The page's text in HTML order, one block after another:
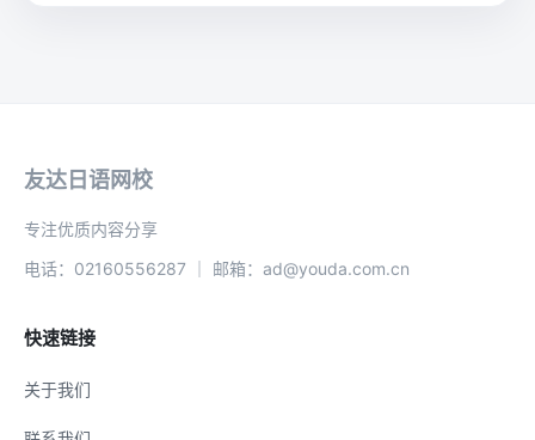
友达日语网校
专注优质内容分享
电话：02160556287 ｜ 邮箱：ad@youda.com.cn
快速链接
关于我们